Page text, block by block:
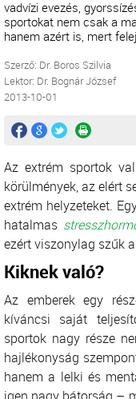
vadvízi evezés,
sportokat nem csak a
hanem azért is, mert
Szerző: Dr. Boros Szilvia
Lektor: Dr. Bognár József
2013-10-01
Az extrém sportok
körülmények, az elért
extrém helyzeteket.
hatalmas stressz
ezért viszonylag szűk
Kiknek való?
Az emberek egy
kíváncsi saját
sportok nagy része
hajlékonyság
hanem a lelki és